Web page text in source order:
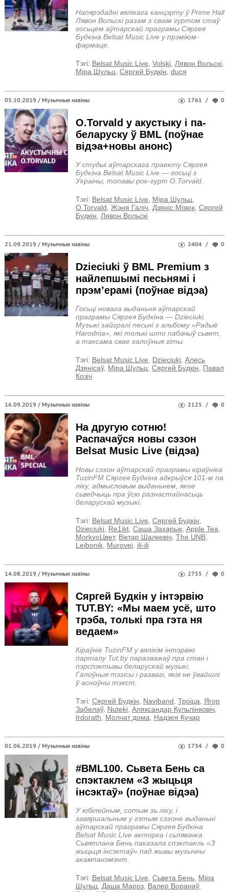
Напярэдадні вялікага канцэрту ў Prime Hall
Лявон Вольскі разам з сваім гуртом стаў
госьцем аўтарскай праграмы Сяргея
Будкіна Belsat Music Live у прэміюм-
фармаце.
Тэгi: Belsat Music Live Volski, Лявон Вольскі,
Міра Шульц Сяргей Будкін duся
1761 / 0
05.10.2019 /Музычныя навіны
O.Torvald у акустыку і па-
беларуску ў BML (поўнае
відэа+новы анонс)
У студыі аўтарскага праекту Сяргея
Будкіна Belsat Music Live — госьці з
Украіны, топавы рок-гурт O.Torvald.
Тэгi: Belsat Music Live Міра Шульц
O.Torvald Жэня Галіч, Дзяніс Мізюк, Сяргей
Будкін
Лявон Вольскі
2404 / 0
21.09.2019 /Музычныя навіны
Dzieciuki ў BML Premium з
найлепшымі песьнямі і
прэм’ерамі (поўнае відэа)
Госьці новага выданьня аўтарскай
праграмы Cяргея Будкіна — Dzieciuki.
Музыкі зайгралі песьні з альбому «Радыё
Harodnia», які толькі што пабачыў сьвет,
а таксама свае галоўныя гіты.
Тэгi: Belsat Music Live, Dzieciuki, Алесь
Дзянісаў, Міра Шульц, Сяргей Будкін, Павал
Козiч
2125 / 0
16.09.2019 /Музычныя навіны
На другую сотню!
Распачаўся новы сэзон
Belsat Music Live (відэа)
Новы сэзон аўтарскай праграмы кіраўніка
TuzinFM Сяргея Будкіна адкрыўся 101-м па
ліку, адмысловым выданьнем, якое
сьведчыць пра ўсю разнастайнасьць
беларускай музыкі.
Тэгi: Belsat Music Live Сяргей Будкін
Dzieciuki, Re1ikt, Саша Захарык, Apple Tea
MorkvoЦвет, Віктар Шалкевіч, The UNB,
Leibonik, Murovei, ili-ili
2755 / 0
14.08.2019 /Музычныя навіны
Cяргей Будкін у інтэрвію
TUT.BY: «Мы маем усё, што
трэба, толькі пра гэта ня
ведаем»
Кіраўнік TuzinFM у вялікім інтэрвію
парталу Tut.by паразважаў пра стан і
пэрспэктывы беларускай музыкі.
Галоўныя тэзісы і развагі, якія не ўвайшлі
ў асноўны тэкст.
Тэгi: Сяргей Будкін Naviband Троіца
Ягор
Забелаў, Nuteki, Аляксандар Кульлінковіч,
Irdorath
Молчат дома Надзея Кучар
1734 / 0
01.06.2019 /Музычныя навіны
#BML100. Сьвета Бень са
спэктаклем «З жыцьця
інсэктаў» (поўнае відэа)
У юбілейным, сотым зь ліку, і
завяршальным у гэтым сэзоне выданьні
аўтарскай праграмы Сяргея Будкіна
Belsat Music Live акторка і сьпявачка
Сьвятлана Бень паказала спэктакль «З
жыцьця інсэктаў» пад жывы музычны
акампанэмэнт.
Тэгi: Belsat Music Live, Сьвета Бень, Міра
Шульц, Даша Мароз, Валер Воранаў,